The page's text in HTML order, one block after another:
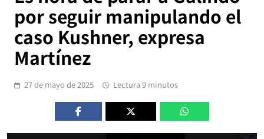
por seguir manipulando el
caso Kushner, expresa
Martínez
27 de mayo de 2025 Lectura 9 minutos